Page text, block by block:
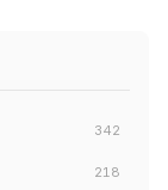
342
218